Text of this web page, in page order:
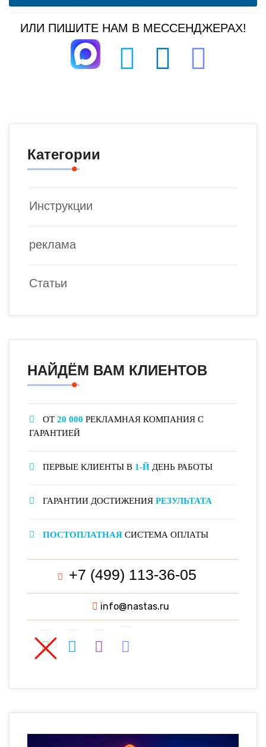
ИЛИ ПИШИТЕ НАМ В МЕССЕНДЖЕРАХ!
Категории
Инструкции
реклама
Статьи
НАЙДЁМ ВАМ КЛИЕНТОВ
ОТ 20 000 РЕКЛАМНАЯ КОМПАНИЯ С
ГАРАНТИЕЙ
ПЕРВЫЕ КЛИЕНТЫ В 1-Й ДЕНЬ РАБОТЫ
ГАРАНТИИ ДОСТИЖЕНИЯ РЕЗУЛЬТАТА
ПОСТОПЛАТНАЯ СИСТЕМА ОПЛАТЫ
+7 (499) 113-36-05
info@nastas.ru